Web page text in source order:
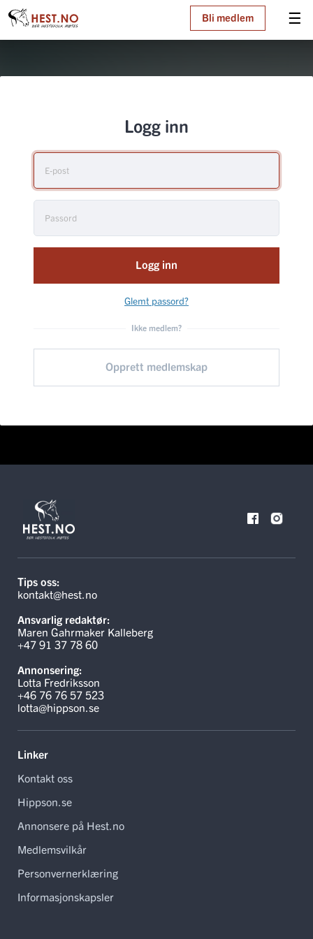
☰
Bli medlem
Logg inn
Logg inn
Glemt passord?
Ikke medlem?
Opprett medlemskap
Tips oss:
kontakt@hest.no
Ansvarlig redaktør:
Maren Gahrmaker Kalleberg
+47 91 37 78 60
Annonsering:
Lotta Fredriksson
+46 76 76 57 523
lotta@hippson.se
Linker
Kontakt oss
Hippson.se
Annonsere på Hest.no
Medlemsvilkår
Personvernerklæring
Informasjonskapsler